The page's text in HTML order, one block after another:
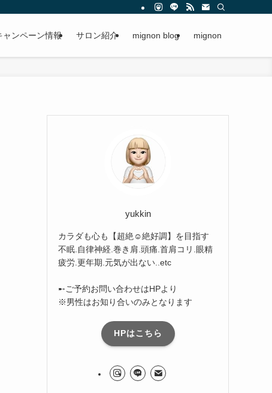
ャンペーン情報 サロン紹介 mignon blog mignon
yukkin
カラダも心も【超絶☺︎絶好調】を目指す
不眠.自律神経.巻き肩.頭痛.首肩コリ.眼精
疲労.更年期.元気が出ない..etc
➸ご予約お問い合わせはHPより
※男性はお知り合いのみとなります
HPはこちら